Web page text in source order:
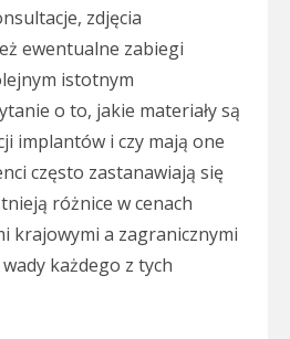
zdjęcia
ewentualne zabiegi
istotnym
o to, jakie materiały są
implantów i czy mają one
często zastanawiają się
różnice w cenach
krajowymi a zagranicznymi
każdego z tych